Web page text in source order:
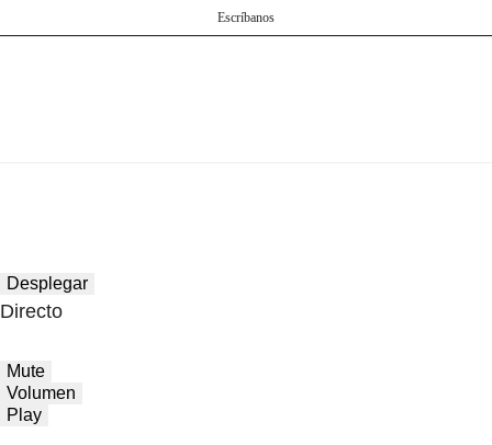
Escríbanos
Desplegar
Directo
Mute
Volumen
Play